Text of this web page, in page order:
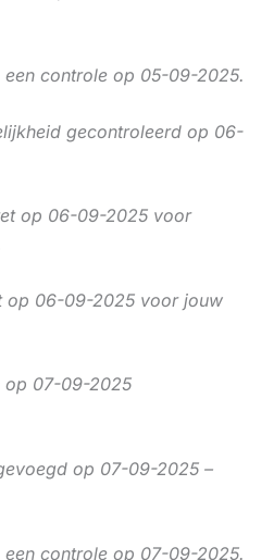
een controle op 05-09-2025.
gecontroleerd op 06-
op 06-09-2025 voor
op 06-09-2025 voor jouw
op 07-09-2025
op 07-09-2025 –
een controle op 07-09-2025.